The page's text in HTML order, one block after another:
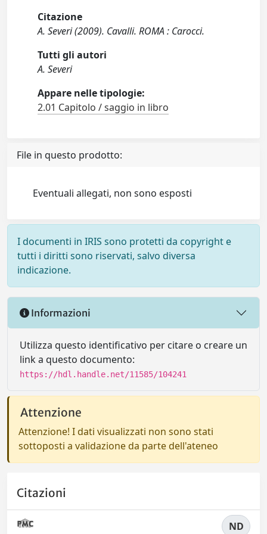
Citazione
A. Severi (2009). Cavalli. ROMA : Carocci.
Tutti gli autori
A. Severi
Appare nelle tipologie:
2.01 Capitolo / saggio in libro
File in questo prodotto:
Eventuali allegati, non sono esposti
I documenti in IRIS sono protetti da copyright e
tutti i diritti sono riservati, salvo diversa
indicazione.
Informazioni
Utilizza questo identificativo per citare o creare un
link a questo documento:
https://hdl.handle.net/11585/104241
Attenzione
Attenzione! I dati visualizzati non sono stati
sottoposti a validazione da parte dell'ateneo
Citazioni
ND